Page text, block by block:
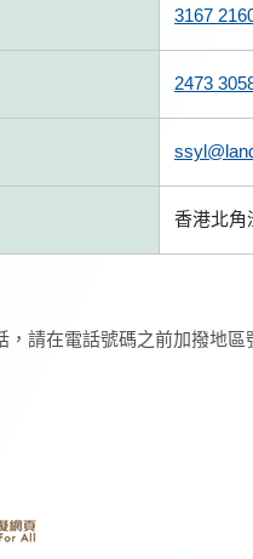
3167
2473
香港北角
請在電話號碼之前加撥地區